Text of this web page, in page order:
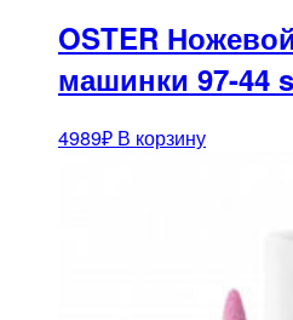
OSTER
машинки 97-44
4989₽ В корзину